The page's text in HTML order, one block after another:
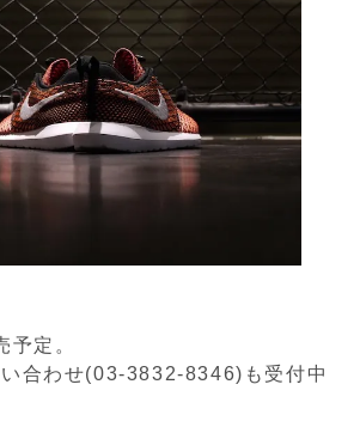
予定。
合わせ(03-3832-8346)も受付中